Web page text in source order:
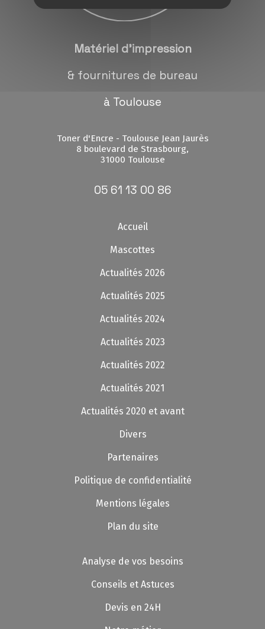
Matériel d'impression
& fournitures de bureau
à Toulouse
Toner d'Encre - Toulouse Jean Jaurès
8 boulevard de Strasbourg,
31000 Toulouse
05 61 13 00 86
Accueil
Mascottes
Actualités 2026
Actualités 2025
Actualités 2024
Actualités 2023
Actualités 2022
Actualités 2021
Actualités 2020 et avant
Divers
Partenaires
Politique de confidentialité
Mentions légales
Plan du site
Analyse de vos besoins
Conseils et Astuces
Devis en 24H